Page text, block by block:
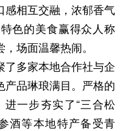
感相互交融，浓郁香气
色的美食赢得众人称
场面温馨热闹。
多家本地合作社与企
产品琳琅满目。严格的
一步夯实了“三合松
酒等本地特产备受青